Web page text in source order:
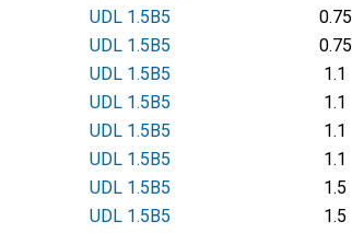
UDL 1.5В5
0.75
UDL 1.5В5
0.75
UDL 1.5В5
1.1
UDL 1.5В5
1.1
UDL 1.5В5
1.1
UDL 1.5В5
1.1
UDL 1.5В5
1.5
UDL 1.5В5
1.5